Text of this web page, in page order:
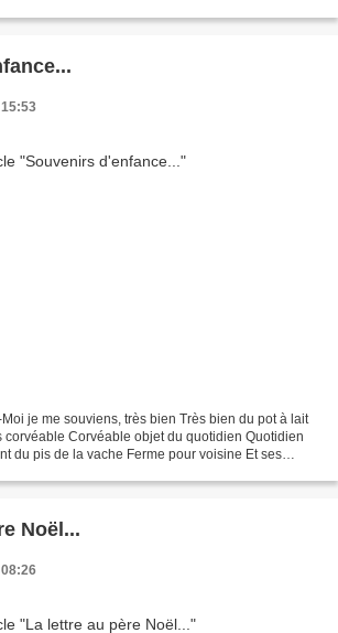
je me souviens, très bien Très bien du pot à lait
corvéable Corvéable objet du quotidien Quotidien
du pis de la vache Ferme pour voisine Et ses
Noël...